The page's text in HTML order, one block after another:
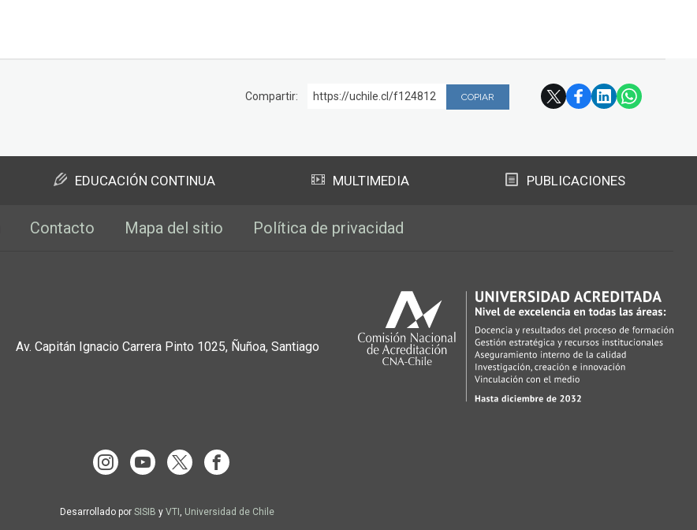
Compartir: https://uchile.cl/f124812 COPIAR
EDUCACIÓN CONTINUA MULTIMEDIA PUBLICACIONES
Contacto Mapa del sitio Política de privacidad
Av. Capitán Ignacio Carrera Pinto 1025, Ñuñoa, Santiago
Desarrollado por SISIB y VTI , Universidad de Chile